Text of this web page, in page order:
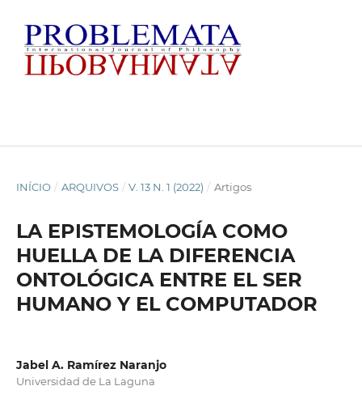
INÍCIO / ARQUIVOS / V. 13 N. 1 (2022) / Artigos
LA EPISTEMOLOGÍA COMO
HUELLA DE LA DIFERENCIA
ONTOLÓGICA ENTRE EL SER
HUMANO Y EL COMPUTADOR
Jabel A. Ramírez Naranjo
Universidad de La Laguna